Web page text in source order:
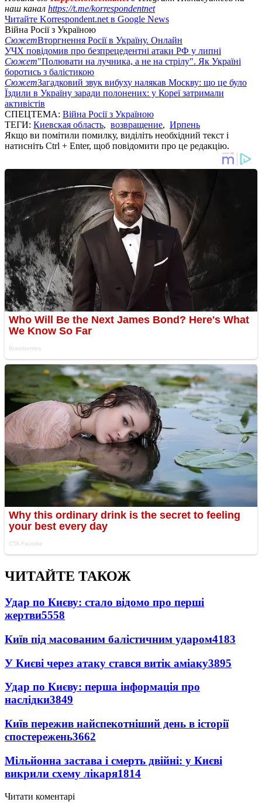
наш канал https://t.me/korrespondentnet
Читайте Korrespondent.net в Google News
Війна Росії з Україною
СюжетВторгнення Росії в Україну. Онлайн
УЧХ повідомив про безпрецедентні атаки РФ у липні
Сюжет"Полювати на лучника, а не на стрілу". Як Україні
боротись з балістикою
СюжетЗагадковий звук вибуху налякав Москву: що це було
Їздили в Україну заради полонених: у Кореї затримали
активістів
СПЕЦТЕМА: Війна Росії з Україною
ТЕГИ: Киевская область, возвращение, Ирпень
Якщо ви помітили помилку, виділіть необхідний текст і
натисніть Ctrl + Enter, щоб повідомити про це редакцію.
ЧИТАЙТЕ ТАКОЖ
Удар по Києву: стало відомо про перші
жертви5558
Київ під масованим балістичним ударом4183
У Києві через атаку стався витік аміаку3895
Удар по Києву: перша інформація про
наслідки3849
Київ пережив найспекотніший день в історії
спостережень3662
Мільйонна застава і смерть двійні: у Києві
викрили схему лікаря1814
Читати коментарі